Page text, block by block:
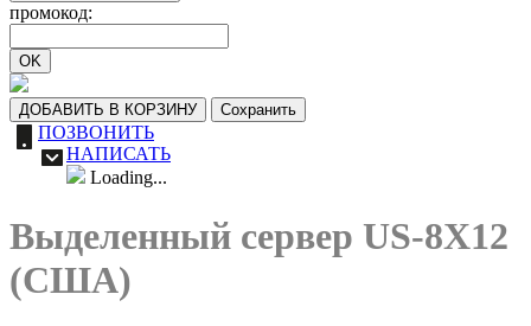
промокод:
OK
ДОБАВИТЬ В КОРЗИНУ Сохранить
ПОЗВОНИТЬ
НАПИСАТЬ
Loading...
Выделенный сервер US-8X12
(США)